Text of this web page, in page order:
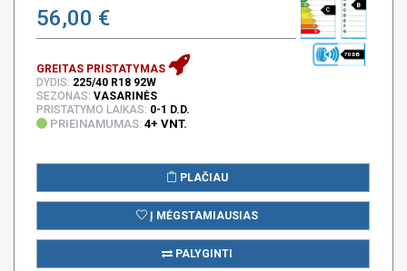
56,00 € C
B
70 DB
GREITAS PRISTATYMAS
DYDIS: 225/40 R18 92W
SEZONAS: VASARINĖS
PRISTATYMO LAIKAS: 0-1 D.D.
PRIEINAMUMAS: 4+ VNT.
PLAČIAU
Į MĖGSTAMIAUSIAS
PALYGINTI